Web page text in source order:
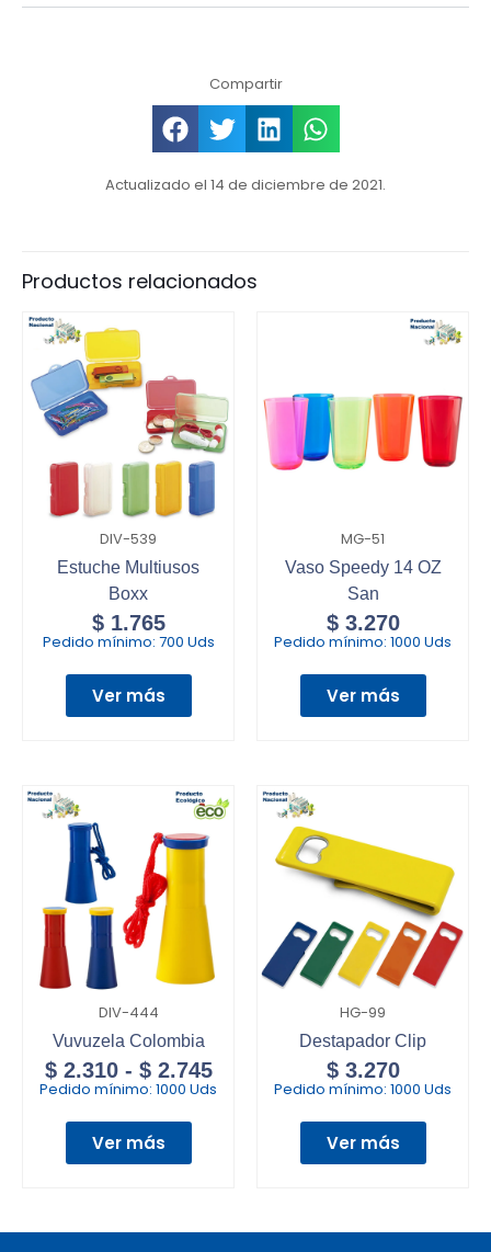
Compartir
Actualizado el 14 de diciembre de 2021.
Productos relacionados
DIV-539
Estuche Multiusos
Boxx
$1.765
Pedido mínimo: 700 Uds
Ver más
MG-51
Vaso Speedy 14 OZ
San
$3.270
Pedido mínimo: 1000 Uds
Ver más
DIV-444
Vuvuzela Colombia
$2.310 - $2.745
Pedido mínimo: 1000 Uds
Ver más
HG-99
Destapador Clip
$3.270
Pedido mínimo: 1000 Uds
Ver más